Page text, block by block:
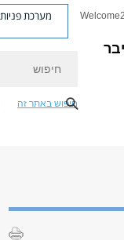
מערכת פניות
חיפוש באתר זה